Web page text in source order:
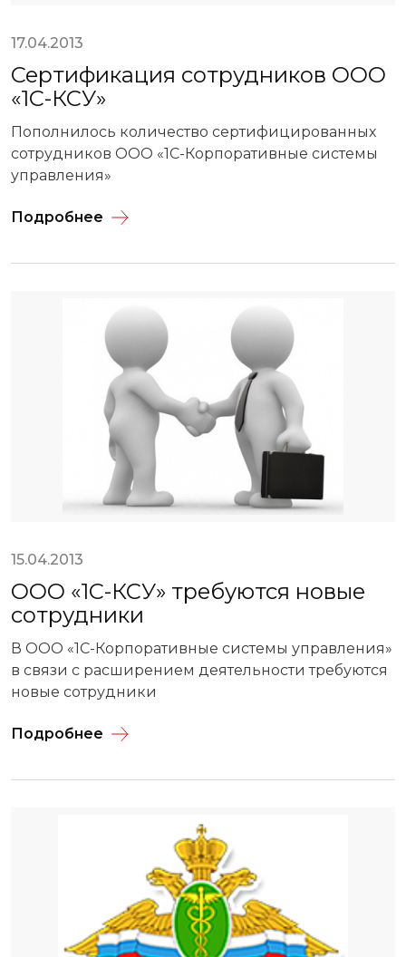
17.04.2013
Сертификация сотрудников ООО
«1С-КСУ»
Пополнилось количество сертифицированных
сотрудников ООО «1С-Корпоративные системы
управления»
Подробнее
15.04.2013
ООО «1С-КСУ» требуются новые
сотрудники
В ООО «1С-Корпоративные системы управления»
в связи с расширением деятельности требуются
новые сотрудники
Подробнее